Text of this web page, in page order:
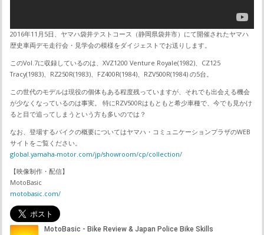
2016年11月5日、ヤマハ袋井テストコース（静岡県袋井市）にて開催されたヤマハ
歴史車両デモ走行会・見学会の模様をダイジェストでお送りします。
このVol.7に収録しているのは、XVZ1200 Venture Royale(1982)、CZ125
Tracy(1983)、RZ250R(1983)、FZ400R(1984)、RZV500R(1984) の5台。
この世代のモデルは現役の個体もある程度残っていますが、それでも出会える機会
が少なくなっているのは事実。 特にRZV500Rはもともと希少車種で、今でも見かけ
ると目で追ってしまうという方も多いのでは？
なお、登場するバイクの概要についてはヤマハ・コミュニケーションプラザのWEB
サイトをご覧ください。
global.yamaha-motor.com/jp/showroom/cp/collection/
【映像制作・配信】
MotoBasic
motobasic.com/